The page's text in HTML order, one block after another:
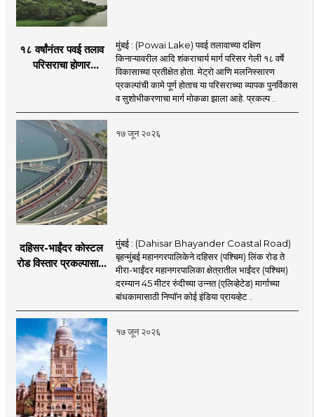
१८ वर्षांनंतर पवई तलाव
परिसराचा होणार
सुरुवात;
मुंबई : (Powai Lake) पवई तलावाच्या दक्षिण
किनाऱ्यावरील आदि शंकराचार्य मार्ग परिसर गेली १८ वर्षे
विकासाच्या प्रतीक्षेत होता. मेट्रो आणि मलनिस्सारण
प्रकल्पांची कामे पूर्ण होताच या परिसराच्या व्यापक पुनर्विकास
व सुशोभीकरणाचा मार्ग मोकळा झाला आहे. प्रकल्प ..
१७ जून २०२६
दहिसर-भाईंदर कोस्टल
रोड विस्तार प्रकल्पासाठी
मंजुरीची प्रतीक्षा
मुंबई : (Dahisar Bhayander Coastal Road)
बृहन्मुंबई महानगरपालिकेने दहिसर (पश्चिम) लिंक रोड ते
मीरा-भाईंदर महानगरपालिका क्षेत्रातील भाईंदर (पश्चिम)
दरम्यान 45 मीटर रुंदीच्या उन्नत (एलिव्हेटेड) मार्गाच्या
बांधकामासाठी निप्पॉन कोई इंडिया प्रायव्हेट ..
१७ जून २०२६